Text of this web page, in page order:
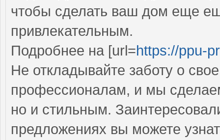
чтобы сделать ваш дом еще
привлекательным.
Подробнее на [url=https://ppu-
Не откладывайте заботу о
профессионалам, и мы
но и стильным.
предложениях вы можете